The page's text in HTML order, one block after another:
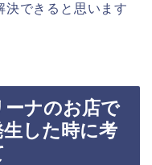
決できると思います
ーナのお店で
した時に考